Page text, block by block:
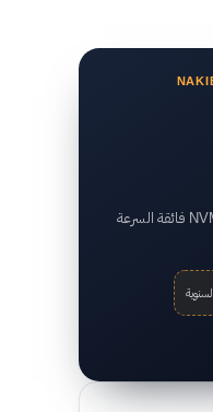
دولار واحد للشهر الأول، مع بنية NVMe فائقة السرعة